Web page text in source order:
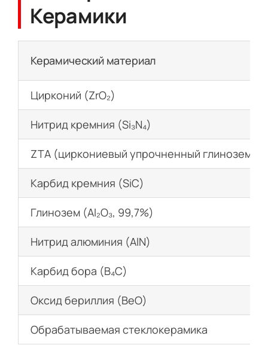
Керамики
Керамический материал
Цирконий (ZrO₂)
Нитрид кремния (Si₃N₄)
ZTA (циркониевый упрочненный глинозем)
Карбид кремния (SiC)
Глинозем (Al₂O₃, 99,7%)
Нитрид алюминия (AlN)
Карбид бора (B₄C)
Оксид бериллия (BeO)
Обрабатываемая стеклокерамика